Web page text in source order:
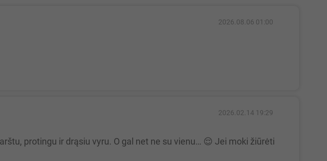
2026.08.06 01:00
2026.02.14 19:29